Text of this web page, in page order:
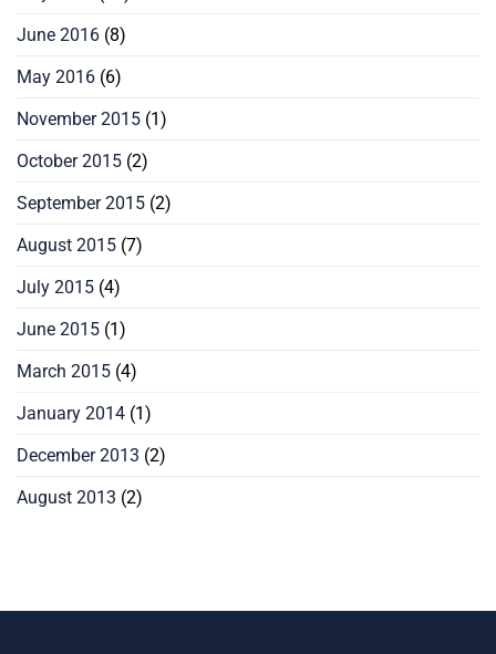
June 2016 (8)
May 2016 (6)
November 2015 (1)
October 2015 (2)
September 2015 (2)
August 2015 (7)
July 2015 (4)
June 2015 (1)
March 2015 (4)
January 2014 (1)
December 2013 (2)
August 2013 (2)